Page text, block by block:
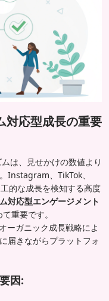
対応型成長の重要
は、見せかけの数値より
Instagram、TikTok、
的な成長を検知する高度
対応型エンゲージメント
重要です。
ーガニック成長戦略によ
届きながらプラットフォ
因: